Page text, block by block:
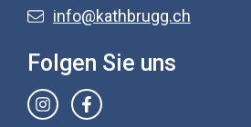
info@kathbrugg.ch
Folgen Sie uns